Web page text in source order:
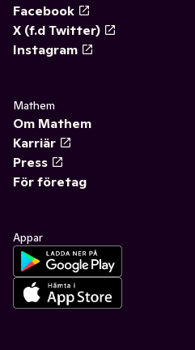
Facebook
X (f.d Twitter)
Instagram
Mathem
Om Mathem
Karriär
Press
För företag
Appar